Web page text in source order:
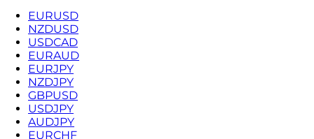
EURUSD
NZDUSD
USDCAD
EURAUD
EURJPY
NZDJPY
GBPUSD
USDJPY
AUDJPY
EURCHF